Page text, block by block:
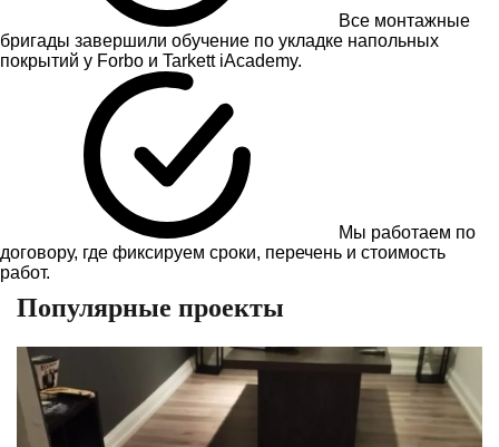
Все монтажные
бригады завершили обучение по укладке напольных
покрытий у Forbo и Tarkett iAcademy.
Мы работаем по
договору, где фиксируем сроки, перечень и стоимость
работ.
Популярные проекты